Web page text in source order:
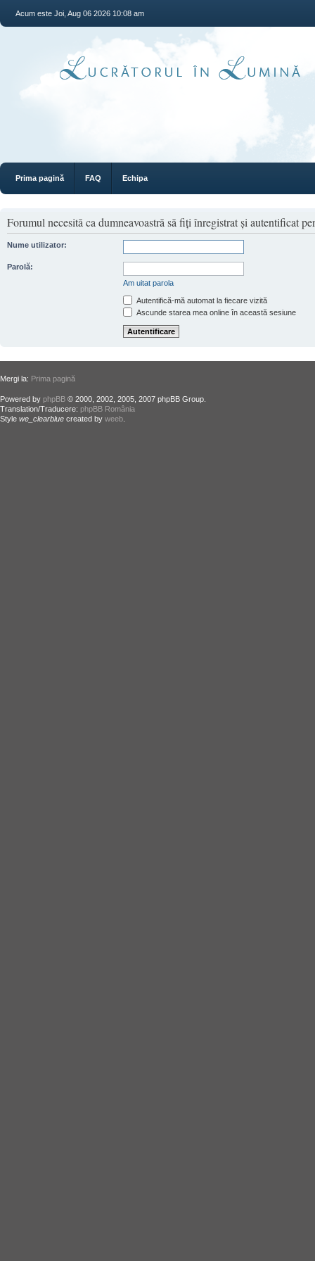
Acum este Joi, Aug 06 2026 10:08 am
Prima pagină FAQ Echipa
Forumul necesită ca dumneavoastră să fiţi înregistrat şi autentificat
Nume utilizator:
Parolă:
Am uitat parola
Autentifică-mă automat la fiecare vizită
Ascunde starea mea online în această sesiune
Mergi la: Prima pagină
Powered by phpBB © 2000, 2002, 2005, 2007 phpBB Group.
Translation/Traducere: phpBB România
Style we_clearblue created by weeb